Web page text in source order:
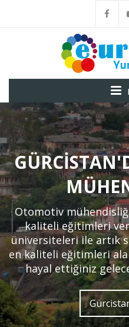
Otomotiv
kaliteli eğitimleri
üniversiteleri ile artık
en kaliteli eğitimleri
hayal ettiğiniz